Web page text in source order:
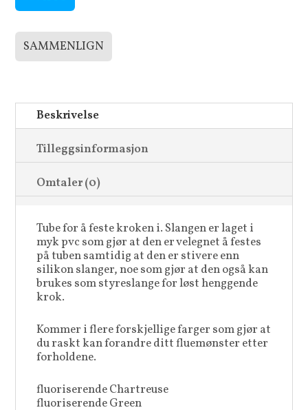
SAMMENLIGN
Beskrivelse
Tilleggsinformasjon
Omtaler (0)
Tube for å feste kroken i. Slangen er laget i
myk pvc som gjør at den er velegnet å festes
på tuben samtidig at den er stivere enn
silikon slanger, noe som gjør at den også kan
brukes som styreslange for løst henggende
krok.
Kommer i flere forskjellige farger som gjør at
du raskt kan forandre ditt fluemønster etter
forholdene.
fluoriserende Chartreuse
fluoriserende Green